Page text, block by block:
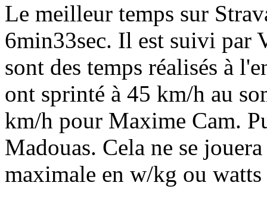
Le meilleur temps sur
6min33sec. Il est suivi par
sont des temps réalisés à
ont sprinté à 45 km/h au
km/h pour Maxime Cam.
Madouas. Cela ne se
maximale en w/kg ou